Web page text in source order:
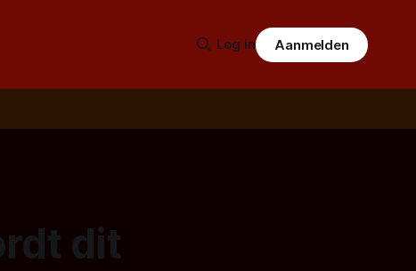
Log in Aanmelden
dit